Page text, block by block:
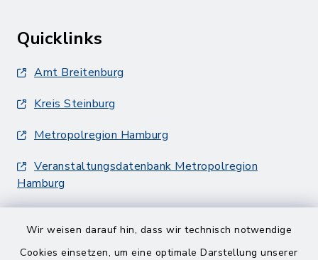
Wir weisen darauf hin, dass wir technisch notwendige
Cookies einsetzen, um eine optimale Darstellung unserer
Quicklinks
Amt Breitenburg
Kreis Steinburg
Metropolregion Hamburg
Veranstaltungsdatenbank Metropolregion
Hamburg